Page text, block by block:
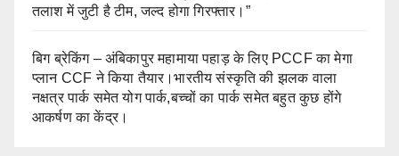
तलाश में जुटी है टीम, जल्द होगा गिरफ्तार।”
बिग ब्रेकिंग – अंबिकापुर महामाया पहाड़ के लिए PCCF का मेगा
प्लान CCF ने किया तैयार।भारतीय संस्कृति की झलक वाला
नक्षत्र पार्क समेत योग पार्क,बच्चों का पार्क समेत बहुत कुछ होंगे
आकर्षण का केंद्र।